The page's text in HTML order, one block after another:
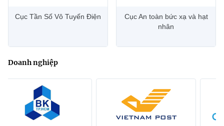
Cục Tần Số Vô Tuyến Điện
Cục An toàn bức xạ và hạt
nhân
Doanh nghiệp